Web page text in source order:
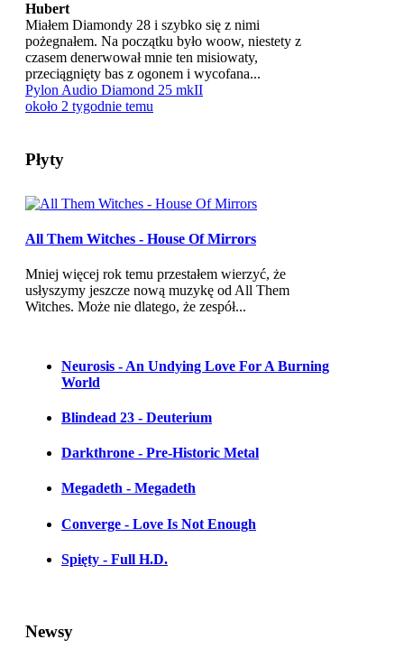
Hubert
Miałem Diamondy 28 i szybko się z nimi
pożegnałem. Na początku było woow, niestety z
czasem denerwował mnie ten misiowaty,
przeciągnięty bas z ogonem i wycofana...
Pylon Audio Diamond 25 mkII
około 2 tygodnie temu
Płyty
All Them Witches - House Of Mirrors
Mniej więcej rok temu przestałem wierzyć, że
usłyszymy jeszcze nową muzykę od All Them
Witches. Może nie dlatego, że zespół...
Neurosis - An Undying Love For A Burning
World
Blindead 23 - Deuterium
Darkthrone - Pre-Historic Metal
Megadeth - Megadeth
Converge - Love Is Not Enough
Spięty - Full H.D.
Newsy